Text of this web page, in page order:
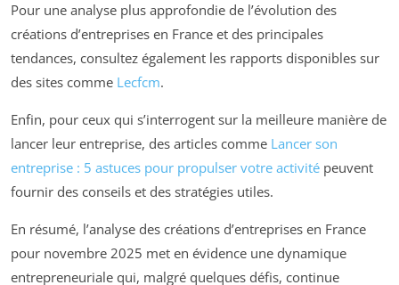
Pour une analyse plus approfondie de l’évolution des
créations d’entreprises en France et des principales
tendances, consultez également les rapports disponibles sur
des sites comme Lecfcm.
Enfin, pour ceux qui s’interrogent sur la meilleure manière de
lancer leur entreprise, des articles comme Lancer son
entreprise : 5 astuces pour propulser votre activité peuvent
fournir des conseils et des stratégies utiles.
En résumé, l’analyse des créations d’entreprises en France
pour novembre 2025 met en évidence une dynamique
entrepreneuriale qui, malgré quelques défis, continue